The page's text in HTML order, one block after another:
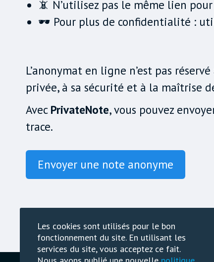
📵 N’utilisez pas le même lien
🕶️ Pour plus de confidentialité :
L’anonymat en ligne n’est pas
privée, à sa sécurité et à la maîtrise
Avec PrivateNote, vous pouvez
trace.
Envoyer une note anonyme
Les cookies sont utilisés pour le bon
fonctionnement du site. En utilisant les
services du site, vous acceptez ce fait.